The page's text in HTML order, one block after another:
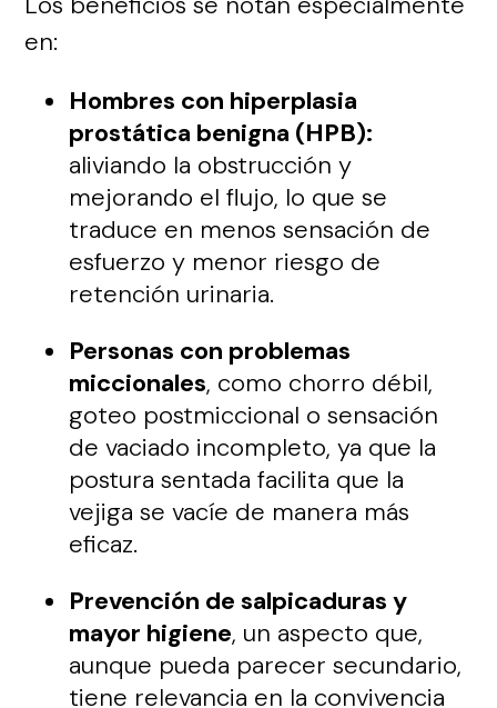
en:
Hombres con hiperplasia
prostática benigna (HPB):
aliviando la obstrucción y
mejorando el flujo, lo que se
traduce en menos sensación de
esfuerzo y menor riesgo de
retención urinaria.
Personas con problemas
miccionales, como chorro débil,
goteo postmiccional o sensación
de vaciado incompleto, ya que la
postura sentada facilita que la
vejiga se vacíe de manera más
eficaz.
Prevención de salpicaduras y
mayor higiene, un aspecto que,
aunque pueda parecer secundario,
tiene relevancia en la convivencia